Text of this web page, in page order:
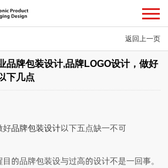
返回上一页
品牌包装设计,品牌LOGO设计，做好
下几点
好品牌包装设计以下五点缺一不可
目的品牌包装设与过高的设计不是一回事。